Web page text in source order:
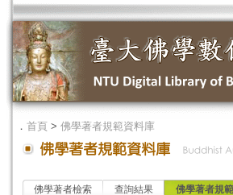
． 首頁 > 佛學著者規範資料庫
佛學著者檢索 查詢結果 佛學著者規